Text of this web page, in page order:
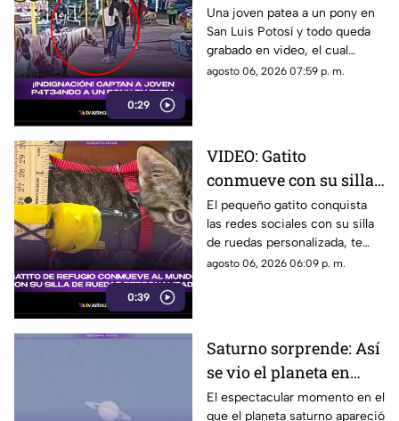
0:29
en video; hoy exigen
que la sancionen
Una joven patea a un pony en
San Luis Potosí y todo queda
grabado en video, el cual
genera indignación en redes
agosto 06, 2026 07:59 p. m.
0:39
VIDEO: Gatito
conmueve con su silla
de ruedas
personalizada en un
refugio
El pequeño gatito conquista
las redes sociales con su silla
de ruedas personalizada, te
compartimos el tierno
agosto 06, 2026 06:09 p. m.
Saturno sorprende: Así
se vio el planeta en
pleno amanecer
El espectacular momento en el
que el planeta saturno apareció